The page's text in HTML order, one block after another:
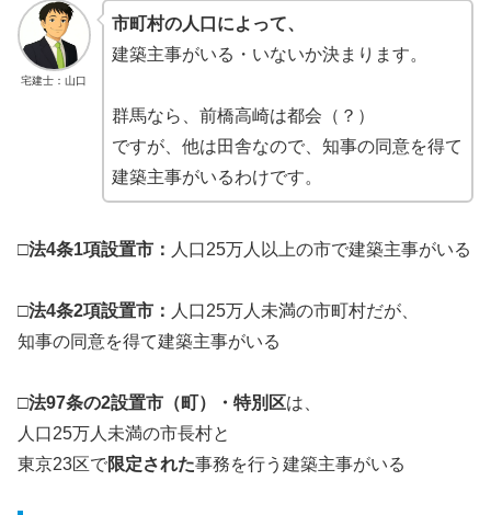
宅建士：山口
市町村の人口によって、
建築主事がいる・いないか決まります。
群馬なら、前橋高崎は都会（？）
ですが、他は田舎なので、知事の同意を得て
建築主事がいるわけです。
□法4条1項設置市： 人口25万人以上の市で建築主事がいる
□法4条2項設置市： 人口25万人未満の市町村だが、
知事の同意を得て建築主事がいる
□法97条の2設置市（町）・特別区は、
人口25万人未満の市長村と
東京23区で限定された事務を行う建築主事がいる